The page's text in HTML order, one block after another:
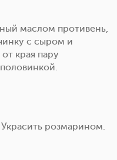
маслом противень,
с сыром и
края пару
розмарином.